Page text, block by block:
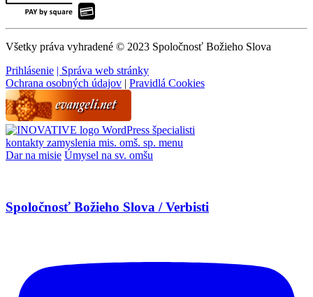
Všetky práva vyhradené © 2023 Spoločnosť Božieho Slova
Prihlásenie | Správa web stránky
Ochrana osobných údajov | Pravidlá Cookies
WordPress špecialisti
kontakty zamyslenia mis. omš. sp. menu
Dar na misie Úmysel na sv. omšu
Spoločnosť Božieho Slova / Verbisti